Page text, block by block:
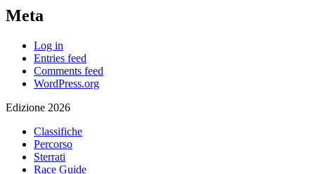
Meta
Log in
Entries feed
Comments feed
WordPress.org
Edizione 2026
Classifiche
Percorso
Sterrati
Race Guide